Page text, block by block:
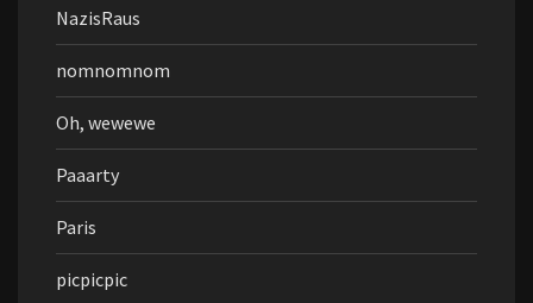
NazisRaus
nomnomnom
Oh, wewewe
Paaarty
Paris
picpicpic